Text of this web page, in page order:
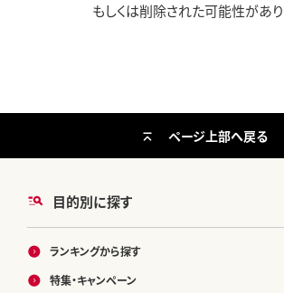
もしくは削除された可能性があり
目的別に探す
ランキングから探す
特集・キャンペーン
ページ上部へ戻る